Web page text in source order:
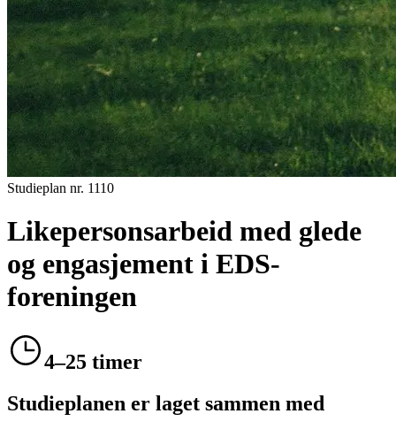
Studieplan nr. 1110
Likepersonsarbeid med glede
og engasjement i EDS-
foreningen
4–25 timer
Studieplanen er laget sammen med